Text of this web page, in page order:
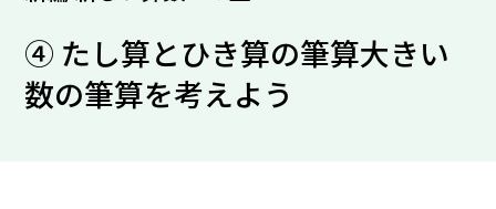
④ たし算とひき算の筆算大きい
数の筆算を考えよう